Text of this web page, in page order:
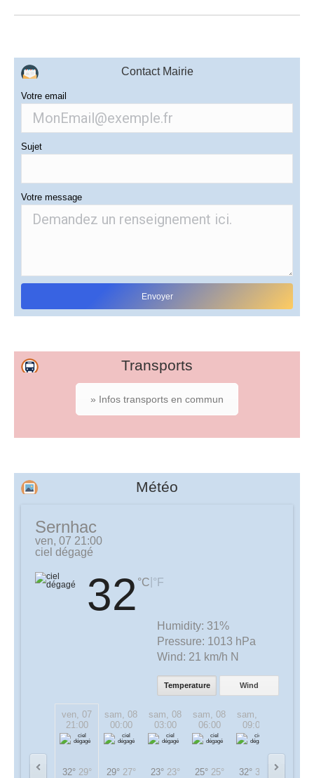
Contact Mairie
Votre email
Sujet
Votre message
Transports
» Infos transports en commun
Météo
Sernhac
ven, 07 21:00
ciel dégagé
32 °C °F
Humidity: 31%
Pressure: 1013 hPa
Wind: 21 km/h N
Temperature Wind
ven, 07
21:00
32° 29°
sam, 08
00:00
29° 27°
sam, 08
03:00
23° 23°
sam, 08
06:00
25° 25°
sam, 08
09:00
32° 32°